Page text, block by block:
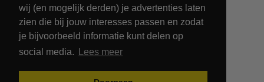
wij (en mogelijk derden) je advertenties laten
zien die bij jouw interesses passen en zodat
je bijvoorbeeld informatie kunt delen op
social media.
Lees meer
© 2026 - PetsPark.nl.